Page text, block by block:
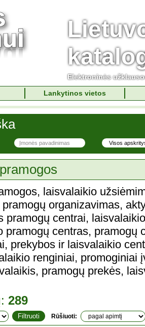
Elektroninės
Lankytinos vietos
laisvalaikio
organizavimas,
pramogų centrai,
pramogų centras, pramogų
prekybos ir laisvalaikio
renginiai, promoginiai
pramogų prekės,
: 289
Rūšiuoti: